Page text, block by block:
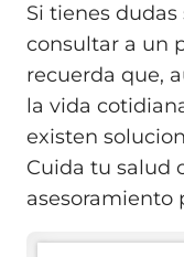
Si tienes
consultar a un
recuerda que,
la vida
existen
Cuida tu salud
asesoramiento